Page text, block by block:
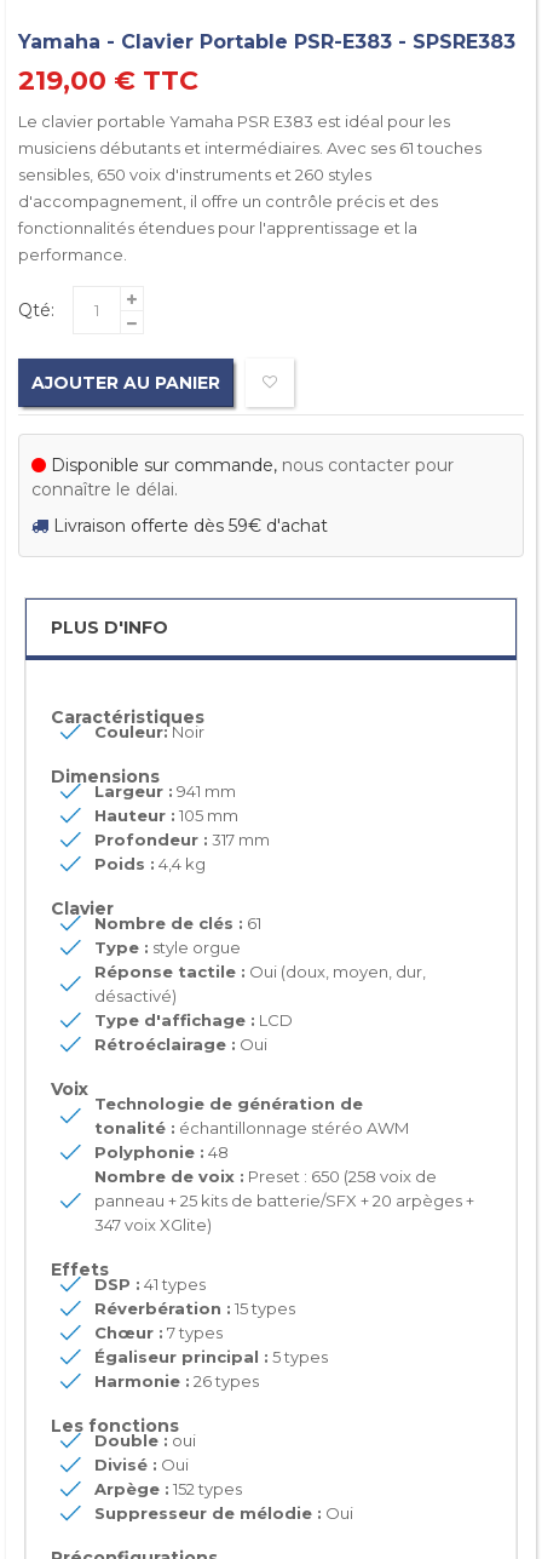
Yamaha - Clavier Portable PSR-E383 - SPSRE383
219,00 € TTC
Le clavier portable Yamaha PSR E383 est idéal pour les
musiciens débutants et intermédiaires. Avec ses 61 touches
sensibles, 650 voix d'instruments et 260 styles
d'accompagnement, il offre un contrôle précis et des
fonctionnalités étendues pour l'apprentissage et la
performance.
Qté:
AJOUTER AU PANIER
Disponible sur commande, nous contacter pour
connaître le délai.
Livraison offerte dès 59€ d'achat
PLUS D'INFO
Caractéristiques
Couleur:Noir
Dimensions
Largeur : 941 mm
Hauteur : 105 mm
Profondeur : 317 mm
Poids : 4,4 kg
Clavier
Nombre de clés : 61
Type : style orgue
Réponse tactile : Oui (doux, moyen, dur,
désactivé)
Type d'affichage : LCD
Rétroéclairage : Oui
Voix
Technologie de génération de
tonalité : échantillonnage stéréo AWM
Polyphonie : 48
Nombre de voix : Preset : 650 (258 voix de
panneau + 25 kits de batterie/SFX + 20 arpèges +
347 voix XGlite)
Effets
DSP : 41 types
Réverbération : 15 types
Chœur : 7 types
Égaliseur principal : 5 types
Harmonie : 26 types
Les fonctions
Double : oui
Divisé : Oui
Arpège : 152 types
Suppresseur de mélodie : Oui